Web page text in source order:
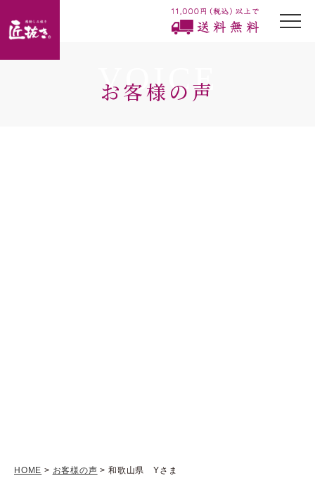
VOICE
お客様の声
HOME > お客様の声 > 和歌山県 Yさま